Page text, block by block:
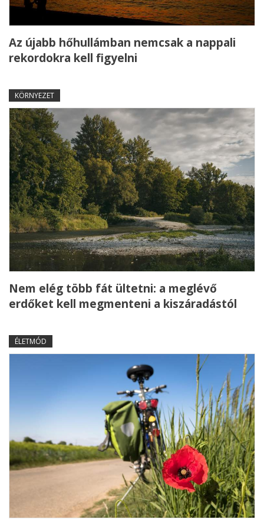
Az újabb hőhullámban nemcsak a nappali
rekordokra kell figyelni
KÖRNYEZET
Nem elég több fát ültetni: a meglévő
erdőket kell megmenteni a kiszáradástól
ÉLETMÓD